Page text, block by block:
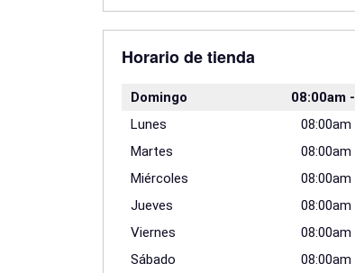
Horario de tienda
Domingo 08:00am -
Lunes
08:00am
Martes
08:00am
Miércoles
08:00am
Jueves
08:00am
Viernes
08:00am
Sábado
08:00am